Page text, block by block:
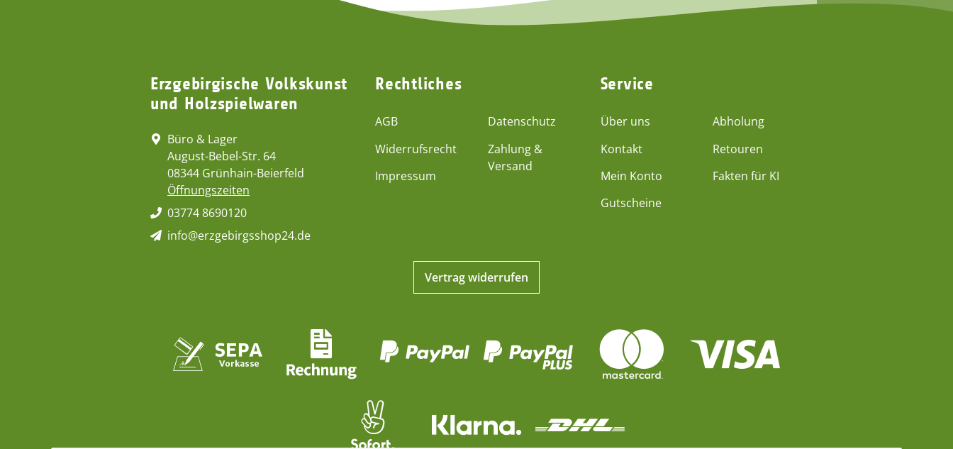
Erzgebirgische Volkskunst
und Holzspielwaren
Büro & Lager
August-Bebel-Str. 64
08344 Grünhain-Beierfeld
Öffnungszeiten
03774 8690120
info@erzgebirgsshop24.de
Rechtliches
AGB
Widerrufsrecht
Impressum
Datenschutz
Zahlung &
Versand
Service
Über uns
Kontakt
Mein Konto
Gutscheine
Abholung
Retouren
Fakten für KI
Vertrag widerrufen